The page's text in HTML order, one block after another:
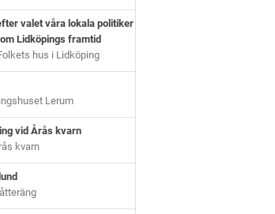
valet våra lokala politiker
Lidköpings framtid
hus i Lidköping
Lerum
vid Årås kvarn
kvarn